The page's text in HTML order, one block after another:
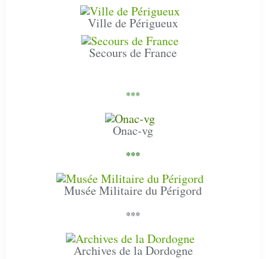
Ville de Périgueux
Secours de France
***
Onac-vg
***
Musée Militaire du Périgord
***
Archives de la Dordogne